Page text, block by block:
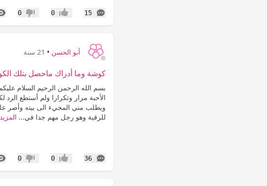
15
التعليقات إعجاب0 عدم إعجاب
0
أبو الحسن • 21 سنة
كوشة وما أدراك ماحصل بتلك
بسم الله الرحمن الرحيم السلام
الأحبة مرار وتكرارا ولم أستطع
ويطلب مني المجيء الى بيته وأصر
للرقية وهو رجل مهم جدا في... المزيد
36
التعليقات إعجاب0 عدم إعجاب
0